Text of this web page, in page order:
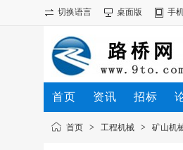
切换语言 桌面版 手
首页 资讯 招标
首页 > 工程机械 > 矿山机